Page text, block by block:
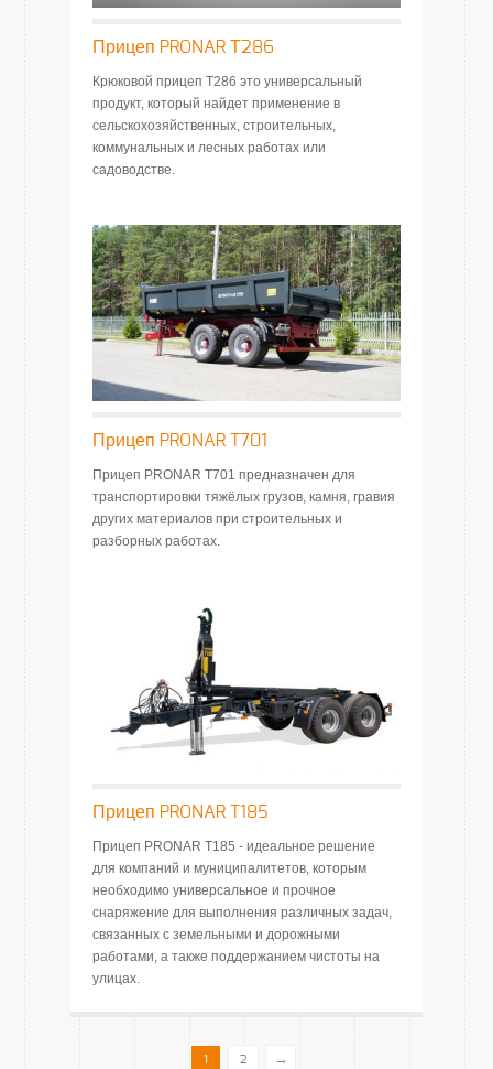
Прицеп PRONAR Т286
Крюковой прицеп Т286 это универсальный
продукт, который найдет применение в
сельскохозяйственных, строительных,
коммунальных и лесных работах или
садоводстве.
Прицеп PRONAR T701
Прицеп PRONAR T701 предназначен для
транспортировки тяжёлых грузов, камня, гравия
других материалов при строительных и
разборных работах.
Прицеп PRONAR T185
Прицеп PRONAR T185 - идеальное решение
для компаний и муниципалитетов, которым
необходимо универсальное и прочное
снаряжение для выполнения различных задач,
связанных с земельными и дорожными
работами, а также поддержанием чистоты на
улицах.
1 2 →